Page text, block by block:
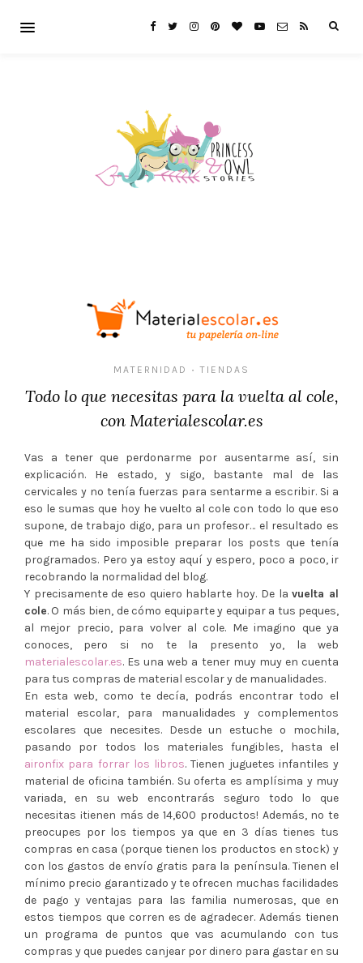
MATERNIDAD • TIENDAS
Todo lo que necesitas para la vuelta al cole,
con Materialescolar.es
Vas a tener que perdonarme por ausentarme así, sin
explicación. He estado, y sigo, bastante mal de las
cervicales y no tenía fuerzas para sentarme a escribir. Si a
eso le sumas que hoy he vuelto al cole con todo lo que eso
supone, de trabajo digo, para un profesor… el resultado es
que me ha sido imposible preparar los posts que tenía
programados. Pero ya estoy aquí y espero, poco a poco, ir
recobrando la normalidad del blog.
Y precisamente de eso quiero hablarte hoy. De lavuelta al
cole. O más bien, de cómo equiparte y equipar a tus peques,
al mejor precio, para volver al cole. Me imagino que ya
conoces, pero si no te la presento yo, la web
materialescolar.es. Es una web a tener muy muy en cuenta
para tus compras de material escolar y de manualidades.
En esta web, como te decía, podrás encontrar todo el
material escolar, para manualidades y complementos
escolares que necesites. Desde un estuche o mochila,
pasando por todos los materiales fungibles, hasta el
aironfix para forrar los libros. Tienen juguetes infantiles y
material de oficina también. Su oferta es amplísima y muy
variada, en su web encontrarás seguro todo lo que
necesitas ¡tienen más de 14,600 productos! Además, no te
preocupes por los tiempos ya que en 3 días tienes tus
compras en casa (porque tienen los productos en stock) y
con los gastos de envío gratis para la península. Tienen el
mínimo precio garantizado y te ofrecen muchas facilidades
de pago y ventajas para las familia numerosas, que en
estos tiempos que corren es de agradecer. Además tienen
un programa de puntos que vas acumulando con tus
compras y que puedes canjear por dinero para gastar en su